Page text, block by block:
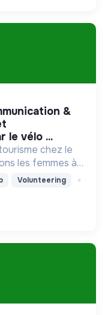
le vélo ...
chez le
les femmes à
à se réapproprier
vélo en collectif
Volunteering